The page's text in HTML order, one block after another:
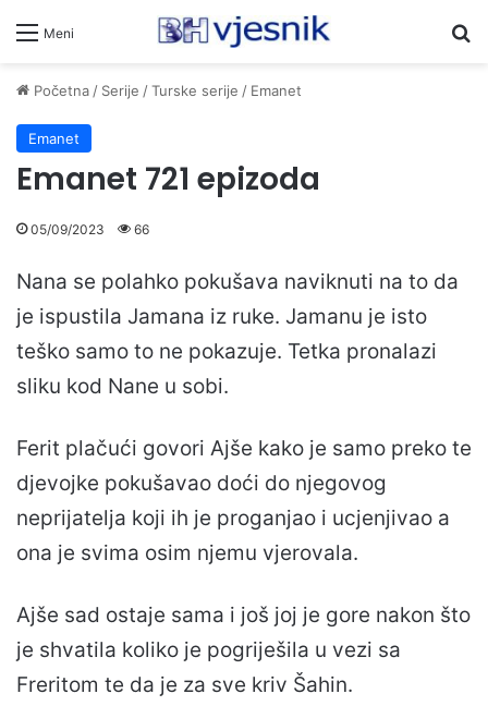
Meni
Početna/ Serije /Turske serije / Emanet
Emanet
Emanet 721 epizoda
05/09/2023 66
Nana se polahko pokušava naviknuti na to da
je ispustila Jamana iz ruke. Jamanu je isto
teško samo to ne pokazuje. Tetka pronalazi
sliku kod Nane u sobi.
Ferit plačući govori Ajše kako je samo preko te
djevojke pokušavao doći do njegovog
neprijatelja koji ih je proganjao i ucjenjivao a
ona je svima osim njemu vjerovala.
Ajše sad ostaje sama i još joj je gore nakon što
je shvatila koliko je pogriješila u vezi sa
Freritom te da je za sve kriv Šahin.